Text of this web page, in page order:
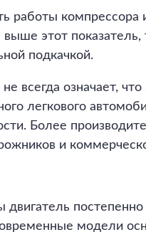
работы компрессора
этот показатель,
подкачкой.
всегда означает,
легкового
Более
и
модели